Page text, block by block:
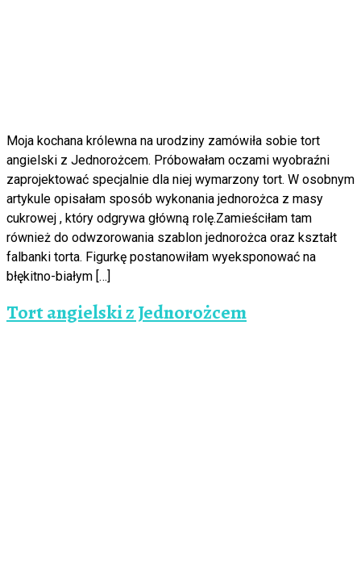
Moja kochana królewna na urodziny zamówiła sobie tort
angielski z Jednorożcem. Próbowałam oczami wyobraźni
zaprojektować specjalnie dla niej wymarzony tort. W osobnym
artykule opisałam sposób wykonania jednorożca z masy
cukrowej , który odgrywa główną rolę.Zamieściłam tam
również do odwzorowania szablon jednorożca oraz kształt
falbanki torta. Figurkę postanowiłam wyeksponować na
błękitno-białym […]
Tort angielski z Jednorożcem